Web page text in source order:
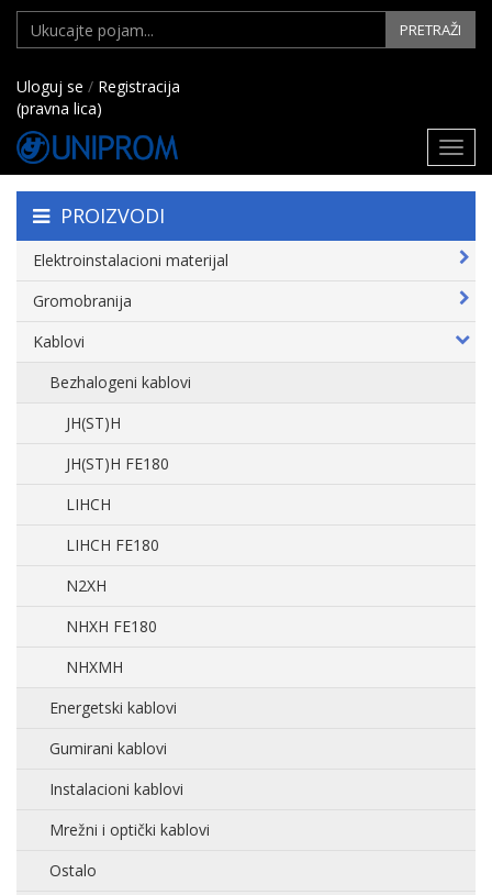
PRETRAŽI
Uloguj se / Registracija
(pravna lica)
PROIZVODI
Elektroinstalacioni materijal
Gromobranija
Kablovi
Bezhalogeni kablovi
JH(ST)H
JH(ST)H FE180
LIHCH
LIHCH FE180
N2XH
NHXH FE180
NHXMH
Energetski kablovi
Gumirani kablovi
Instalacioni kablovi
Mrežni i optički kablovi
Ostalo